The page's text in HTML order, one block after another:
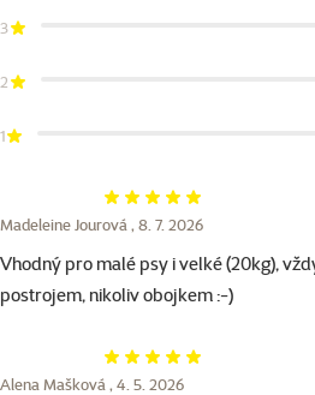
3
2
1
Hodnocení 100%
Madeleine Jourová , 8. 7. 2026
Vhodný pro malé psy i velké (20kg),
postrojem, nikoliv obojkem :-)
Hodnocení 100%
Alena Mašková , 4. 5. 2026